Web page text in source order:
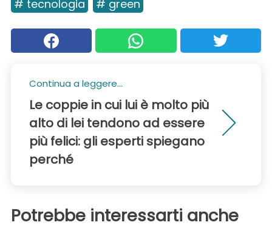
# tecnologia # green
Continua a leggere...
Le coppie in cui lui è molto più
alto di lei tendono ad essere
più felici: gli esperti spiegano
perché
Potrebbe interessarti anche